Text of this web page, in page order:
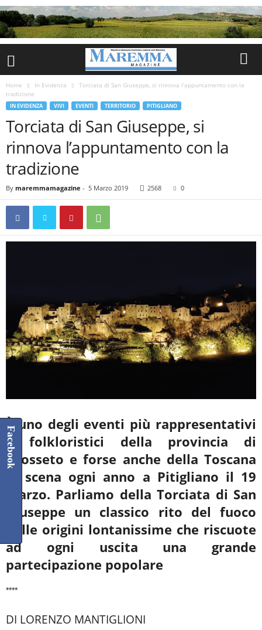
Home In Evidenza
Torciata di San Giuseppe, si rinnova l’appuntamento con la
tradizione
IN EVIDENZA VIVI EVENTI TERRITORIO PITIGLIANO
Torciata di San Giuseppe, si
rinnova l’appuntamento con la
tradizione
By maremmamagazine - 5 Marzo 2019 2568 0
È uno degli eventi più rappresentativi
e folkloristici della provincia di
Grosseto e forse anche della Toscana
di scena ogni anno a Pitigliano il 19
marzo. Parliamo della Torciata di San
Giuseppe un classico rito del fuoco
dalle origini lontanissime che riscuote
ad ogni uscita una grande
partecipazione popolare
****
DI LORENZO MANTIGLIONI
Facebook